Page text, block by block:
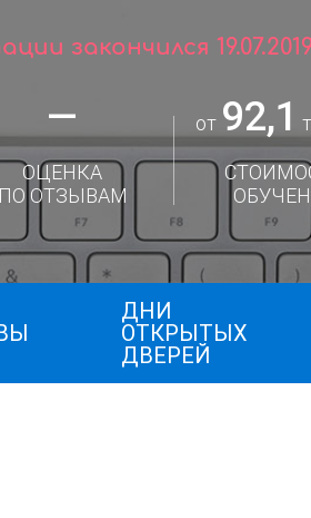
закончился
—
ОЦЕНКА
ПО ОТЗЫВАМ
от 92,1
ДНИ
ОТКРЫТЫХ
ДВЕРЕЙ